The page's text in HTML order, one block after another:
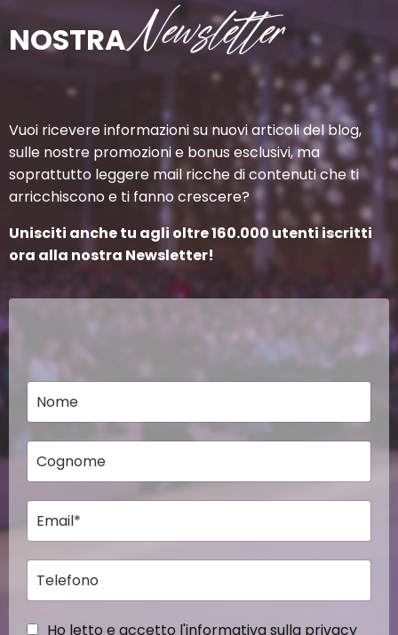
NOSTRANewsletter
Vuoi ricevere informazioni su nuovi articoli del blog,
sulle nostre promozioni e bonus esclusivi, ma
soprattutto leggere mail ricche di contenuti che ti
arricchiscono e ti fanno crescere?
Unisciti anche tu agli oltre 160.000 utenti iscritti
ora alla nostra Newsletter!
Ho letto e accetto l'informativa sulla privacy